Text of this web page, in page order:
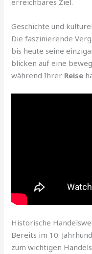
erreichbares Ziel.
Geschichte und
Die faszinierende
bis heute seine
blicken auf eine
während Ihrer Reise
Historische
Bereits im 10.
zum wichtigen